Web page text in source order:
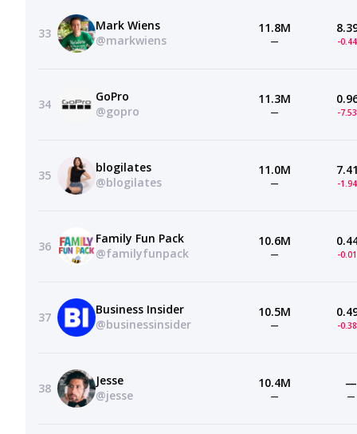
33
Mark Wiens
@markwiens
11.8M
— -
34
GoPro
@gopro
11.3M
— -
35
blogilates
@blogilates
11.0M
— -
36
Family Fun Pack
@familyfunpack
10.6M
— -
37
Business Insider
@businessinsider
10.5M
— -
38
Jesse
@jesse
10.4M
—
—
—